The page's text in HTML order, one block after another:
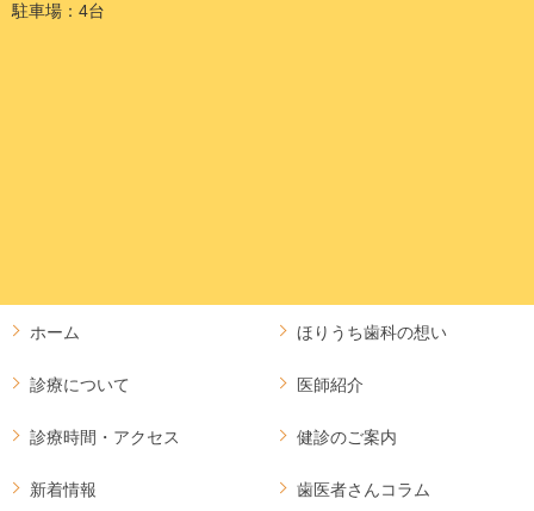
駐車場：4台
ホーム ほりうち歯科の想い
診療について 医師紹介
診療時間・アクセス 健診のご案内
新着情報 歯医者さんコラム